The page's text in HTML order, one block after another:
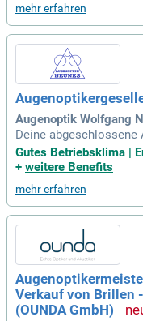
tarifliches Gehalt; Eine
mehr erfahren
Augenoptik Wolfgang
Deine abgeschlossene
t die Grundlage für
munikationsfähigkeit
önnen wir und Dein
Gutes Betriebsklima |
+ weitere Benefits
mehr erfahren
Verkauf von Brillen
(OUNDA GmbH)